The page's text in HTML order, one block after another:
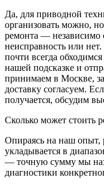
Да, для приводной
организовать можно,
ремонта — независимо
неисправность или
почти всегда
нашей подсказке и
принимаем в Москве,
доставку согласуем.
получается, обсудим
Сколько может стоить
Опираясь на наш опыт,
укладывается в
— точную сумму мы
диагностики